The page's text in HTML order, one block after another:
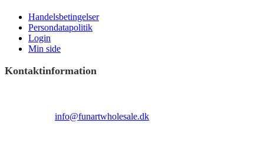
Handelsbetingelser
Persondatapolitik
Login
Min side
Kontaktinformation
info@funartwholesale.dk